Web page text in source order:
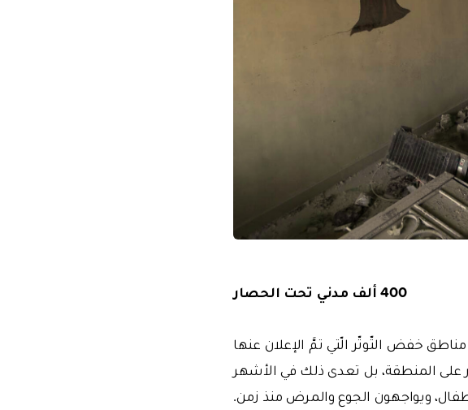
400 ألف مدني تحت الحصار
خفض التّوتّر الّتي تمَّ الإعلان عنها
على المنطقة، بل تعدى ذلك في الأشهر
ويواجهون الجوع والمرض منذ زمن.